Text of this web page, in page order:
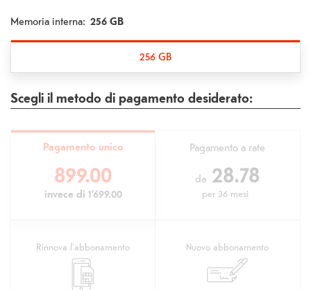
Memoria interna: 256 GB
256 GB
Scegli il metodo di pagamento desiderato:
Pagamento unico
899.00
invece di 1’699.00
Pagamento a rate
da 28.78
per36 mesi
Rinnova l'abbonamento Nuovo abbonamento